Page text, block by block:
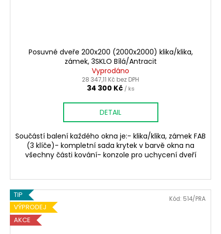
Posuvné dveře 200x200 (2000x2000) klika/klika,
zámek, 3SKLO Bílá/Antracit
Vyprodáno
28 347,11 Kč bez DPH
34 300 Kč / ks
DETAIL
Součástí balení každého okna je:- klika/klika, zámek FAB
(3 klíče)- kompletní sada krytek v barvě okna na
všechny části kování- konzole pro uchycení dveří
TIP
VÝPRODEJ
AKCE
Kód: 514/PRA